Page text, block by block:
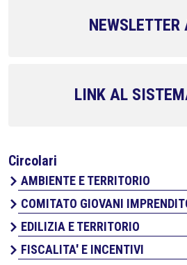
NEWSLETTER
LINK AL
Circolari
AMBIENTE E TERRITORIO
COMITATO GIOVANI
EDILIZIA E TERRITORIO
FISCALITA' E INCENTIVI